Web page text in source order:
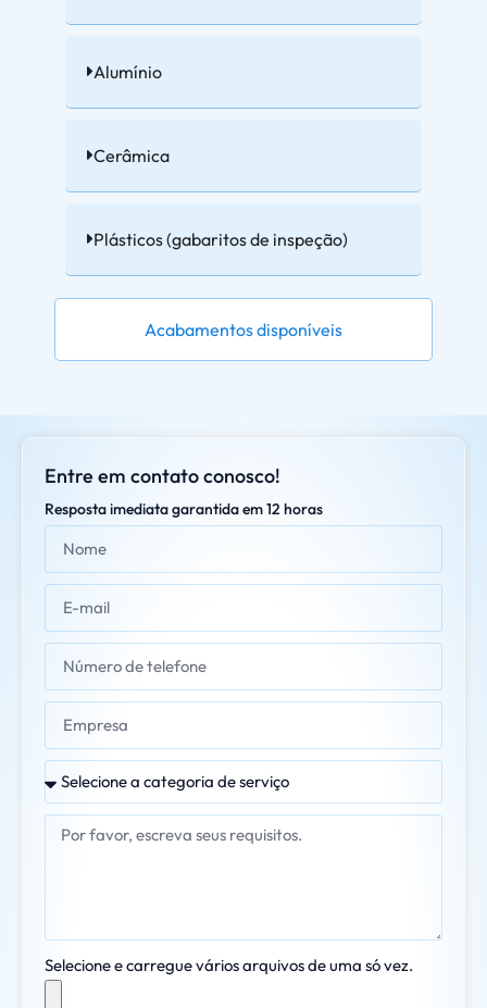
Acabamentos disponíveis
Alumínio
Cerâmica
Plásticos (gabaritos de inspeção)
Entre em contato conosco!
Resposta imediata garantida em 12 horas
Selecione e carregue vários arquivos de uma só vez.